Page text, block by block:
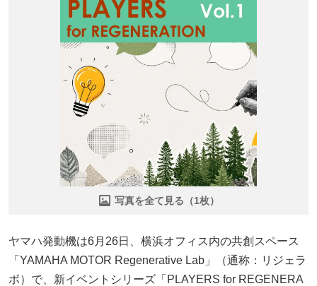
写真を全て見る（1枚）
ヤマハ発動機は6月26日、横浜オフィス内の共創スペース
「YAMAHA MOTOR Regenerative Lab」（通称：リジェラ
ボ）で、新イベントシリーズ「PLAYERS for REGENERA